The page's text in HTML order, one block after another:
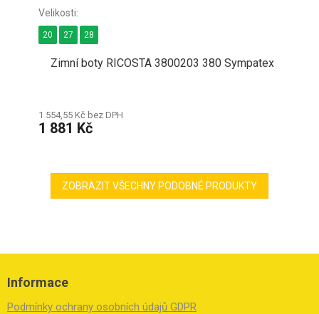
Zimní boty RICOSTA 3800203 380 Sympatex
1 554,55 Kč bez DPH
1 881 Kč
20 27 28
ZOBRAZIT VŠECHNY PODOBNÉ PRODUKTY
Z
Informace
Podmínky ochrany osobních údajů GDPR